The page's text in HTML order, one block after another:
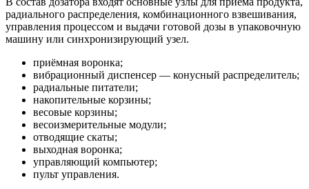
радиального распределения, комбинационного взвешивания,
управления процессом и выдачи готовой дозы в упаковочную
машину или синхронизирующий узел.
приёмная воронка;
вибрационный диспенсер — конусный распределитель;
радиальные питатели;
накопительные корзины;
весовые корзины;
весоизмерительные модули;
отводящие скаты;
выходная воронка;
управляющий компьютер;
пульт управления.